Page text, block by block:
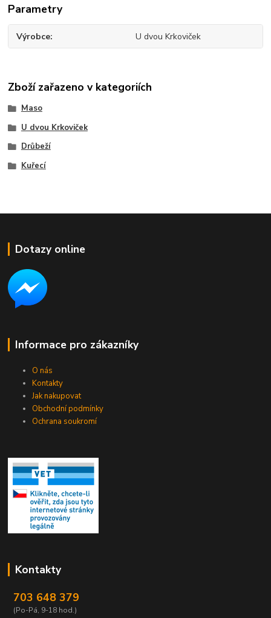
Parametry
Výrobce U dvou Krkoviček
Zboží zařazeno v kategoriích
Maso
U dvou Krkoviček
Drůbeží
Kuřecí
Dotazy online
Informace pro zákazníky
O nás
Kontakty
Jak nakupovat
Obchodní podmínky
Ochrana soukromí
Kontakty
703 648 379
(Po-Pá, 9-18 hod.)